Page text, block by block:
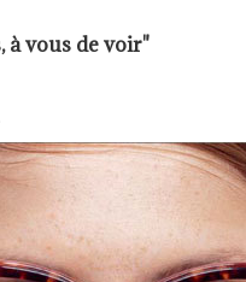
à vous de voir"